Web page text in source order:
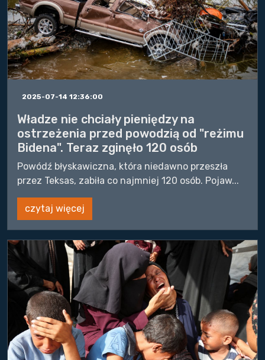
2025-07-14 12:36:00
Władze nie chciały pieniędzy na
ostrzeżenia przed powodzią od "reżimu
Bidena". Teraz zginęło 120 osób
Powódź błyskawiczna, która niedawno przeszła
przez Teksas, zabiła co najmniej 120 osób. Pojaw...
czytaj więcej